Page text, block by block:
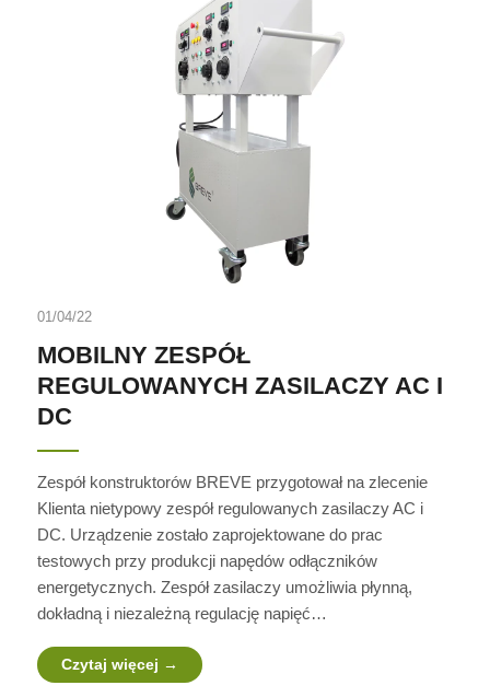
01/04/22
MOBILNY ZESPÓŁ
REGULOWANYCH ZASILACZY AC I
DC
Zespół konstruktorów BREVE przygotował na zlecenie
Klienta nietypowy zespół regulowanych zasilaczy AC i
DC. Urządzenie zostało zaprojektowane do prac
testowych przy produkcji napędów odłączników
energetycznych. Zespół zasilaczy umożliwia płynną,
dokładną i niezależną regulację napięć…
Czytaj więcej